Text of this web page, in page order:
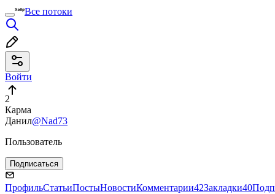
Все потоки
Войти
2
Карма
Данил@Nad73
Пользователь
Подписаться
ПрофильСтатьиПостыНовостиКомментарии42Закладки40